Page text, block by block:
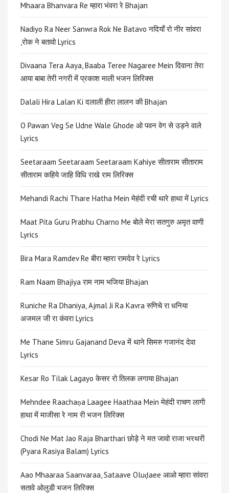
Mhaara Bhanvara Re म्हारा भंवरा रे Bhajan
Nadiyo Ra Neer Sanwra Rok Ne Batavo नदियाँ रो नीर सांवरा
,रोक ने बतावो Lyrics
Divaana Tera Aaya, Baaba Teree Nagaree Mein दिवाना तेरा
आया बाबा तेरी नगरी में प्रकाश माली भजन लिरिक्स
Dalali Hira Lalan Ki दलाली हीरा लालन की Bhajan
O Pawan Veg Se Udne Wale Ghode ओ पवन वेग से उड़ने वाले
Lyrics
Seetaraam Seetaraam Seetaraam Kahiye सीताराम सीताराम
सीताराम कहिये जाहि विधि राखे राम लिरिक्स
Mehandi Rachi Thare Hatha Mein मेहंदी रची थारे हाथा में Lyrics
Maat Pita Guru Prabhu Charno Me बोले मेरा सतगुरु अमृत वाणी
Lyrics
Bira Mara Ramdev Re बीरा म्हारा रामदेव रे Lyrics
Ram Naam Bhajiya राम नाम भजिया Bhajan
Runiche Ra Dhaniya, Ajmal Ji Ra Kavra रुणिचे रा धनिया
अजमल जी रा कंवरा Lyrics
Me Thane Simru Gajanand Deva में थाने सिमरु गजानंद देवा
Lyrics
Kesar Ro Tilak Lagayo केसर रो तिलक लगाया Bhajan
Mehndee Raachaṇa Laagee Haathaa Mein मेहंदी राचण लागी
हाथा में माजीसा रे नाम री भजन लिरिक्स
Chodi Ne Mat Jao Raja Bharthari छोड़े ने मत जावो राजा भरथरी
(Pyara Rasiya Balam) Lyrics
Aao Mhaaraa Saanvaraa, Sataave Oluḍaee आओ म्हारा सांवरा
सतावे ओलुडी भजन लिरिक्स